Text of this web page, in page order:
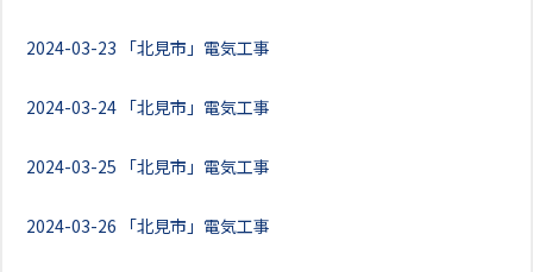
2024-03-23 「北見市」電気工事
2024-03-24 「北見市」電気工事
2024-03-25 「北見市」電気工事
2024-03-26 「北見市」電気工事